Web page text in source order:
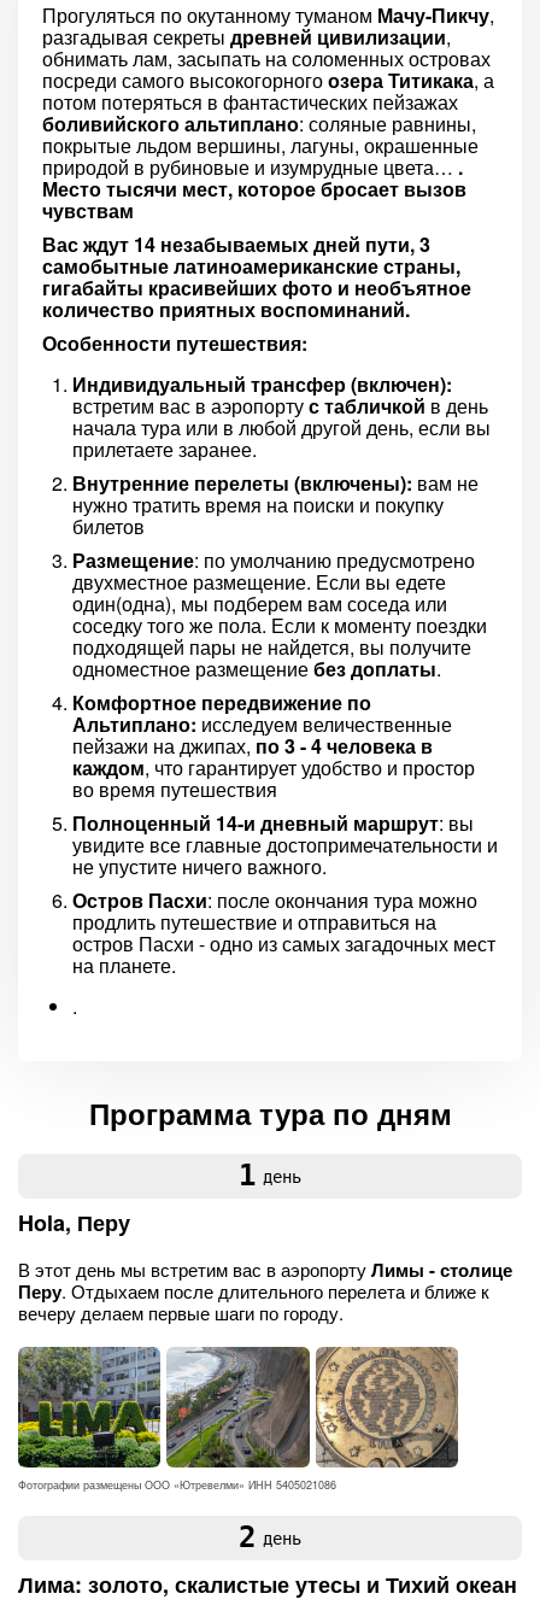
Прогуляться по окутанному туманом Мачу-Пикчу,
разгадывая секреты древней цивилизации,
обнимать лам, засыпать на соломенных островах
посреди самого высокогорногоозера Титикака, а
потом потеряться в фантастических пейзажах
боливийского альтиплано: соляные равнины,
покрытые льдом вершины, лагуны, окрашенные
природой в рубиновые и изумрудные цвета… .
Место тысячи мест, которое бросает вызов
чувствам
Вас ждут 14 незабываемых дней пути, 3
самобытные латиноамериканские страны,
гигабайты красивейших фото и необъятное
количество приятных воспоминаний.
Особенности путешествия:
Индивидуальный трансфер (включен):
встретим вас в аэропортус табличкой в день
начала тура или в любой другой день, если вы
прилетаете заранее.
Внутренние перелеты (включены): вам не
нужно тратить время на поиски и покупку
билетов
Размещение: по умолчанию предусмотрено
двухместное размещение. Если вы едете
один(одна), мы подберем вам соседа или
соседку того же пола. Если к моменту поездки
подходящей пары не найдется, вы получите
одноместное размещениебез доплаты.
Комфортное передвижение по
Альтиплано: исследуем величественные
пейзажи на джипах, по 3 - 4 человека в
каждом, что гарантирует удобство и простор
во время путешествия
Полноценный 14-и дневный маршрут: вы
увидите все главные достопримечательности и
не упустите ничего важного.
Остров Пасхи: после окончания тура можно
продлить путешествие и отправиться на
остров Пасхи - одно из самых загадочных мест
на планете.
.
Программа тура по дням
1 день
Hola, Перу
В этот день мы встретим вас в аэропортуЛимы - столице
Перу. Отдыхаем после длительного перелета и ближе к
вечеру делаем первые шаги по городу.
Фотографии размещены ООО «Ютревелми» ИНН 5405021086
2 день
Лима: золото, скалистые утесы и Тихий океан